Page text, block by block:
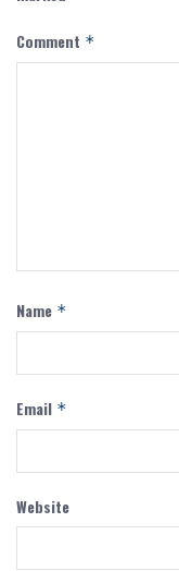
Comment *
Name *
Email *
Website